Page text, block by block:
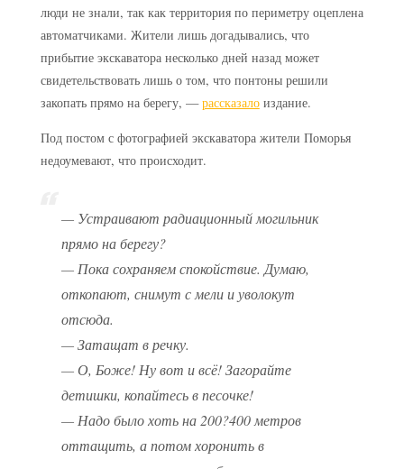
люди не знали, так как территория по периметру оцеплена
автоматчиками. Жители лишь догадывались, что
прибытие экскаватора несколько дней назад может
свидетельствовать лишь о том, что понтоны решили
закопать прямо на берегу, —рассказалоиздание.
Под постом с фотографией экскаватора жители Поморья
недоумевают, что происходит.
— Устраивают радиационный могильник
прямо на берегу?
— Пока сохраняем спокойствие. Думаю,
откопают, снимут с мели и уволокут
отсюда.
— Затащат в речку.
— О, Боже! Ну вот и всё! Загорайте
детишки, копайтесь в песочке!
— Надо было хоть на 200?400 метров
оттащить, а потом хоронить в